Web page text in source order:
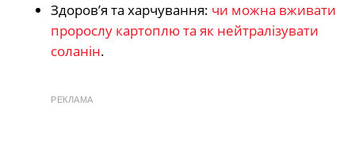
Здоров’я та харчування: чи можна вживати
пророслу картоплю та як нейтралізувати
соланін.
РЕКЛАМА